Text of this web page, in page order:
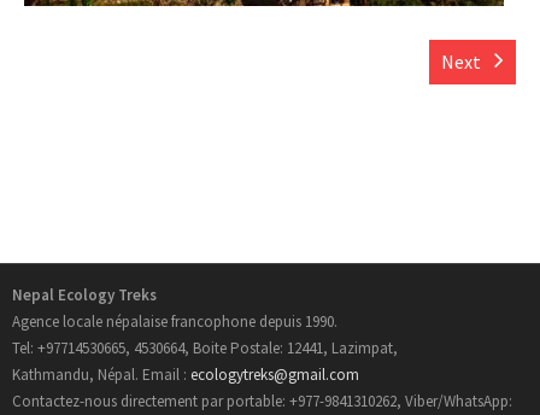
- Trekking au Manaslu
- Trekking au Mustang
Next
Nepal Ecology Treks
Agence locale népalaise francophone depuis 1990.
Tel: +97714530665, 4530664, Boite Postale: 12441, Lazimpat,
Kathmandu, Népal. Email : ecologytreks@gmail.com
Contactez-nous directement par portable: +977-9841310262, Viber/WhatsApp: